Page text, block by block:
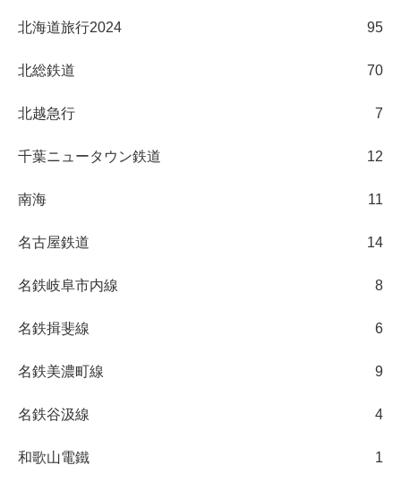
北海道旅行2024 95
北総鉄道 70
北越急行 7
千葉ニュータウン鉄道 12
南海 11
名古屋鉄道 14
名鉄岐阜市内線 8
名鉄揖斐線 6
名鉄美濃町線 9
名鉄谷汲線 4
和歌山電鐵 1